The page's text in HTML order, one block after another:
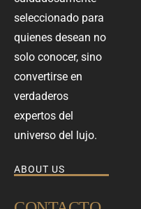
seleccionado para
quienes desean no
solo conocer, sino
convertirse en
verdaderos
expertos del
universo del lujo.
ABOUT US